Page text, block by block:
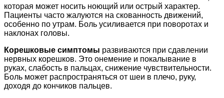
которая может носить ноющий или острый характер.
Пациенты часто жалуются на скованность движений,
особенно по утрам. Боль усиливается при поворотах и
наклонах головы.
Корешковые симптомы развиваются при сдавлении
нервных корешков. Это онемение и покалывание в
руках, слабость в пальцах, снижение чувствительности.
Боль может распространяться от шеи в плечо, руку,
доходя до кончиков пальцев.